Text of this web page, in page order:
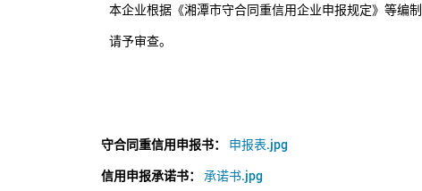
本企业根据《湘潭市守合同重信用企业申报规定》等编制
请予审查。
守合同重信用申报书：
申报表.jpg
信用申报承诺书：
承诺书.jpg